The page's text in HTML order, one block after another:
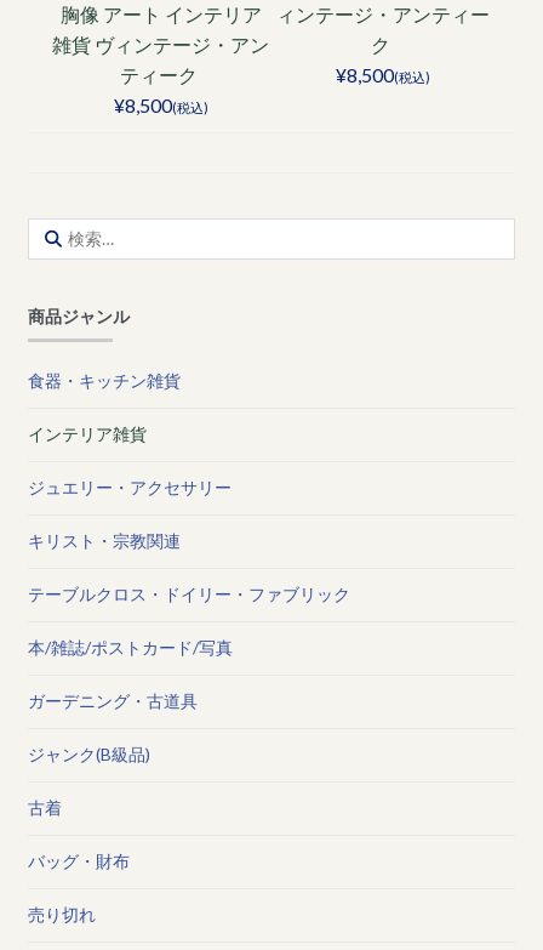
胸像 アート インテリア
雑貨 ヴィンテージ・アン
ティーク
¥8,500(税込)
ィンテージ・アンティー
ク
¥8,500(税込)
索:
商品ジャンル
食器・キッチン雑貨
インテリア雑貨
ジュエリー・アクセサリー
キリスト・宗教関連
テーブルクロス・ドイリー・ファブリック
本/雑誌/ポストカード/写真
ガーデニング・古道具
ジャンク(B級品)
古着
バッグ・財布
売り切れ